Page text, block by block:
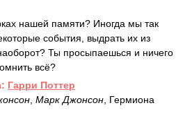
нашей памяти? Иногда мы так
события, выдрать их из
Ты просыпаешься и ничего
всё?
Гарри Поттер
Марк Джонсон , Гермиона